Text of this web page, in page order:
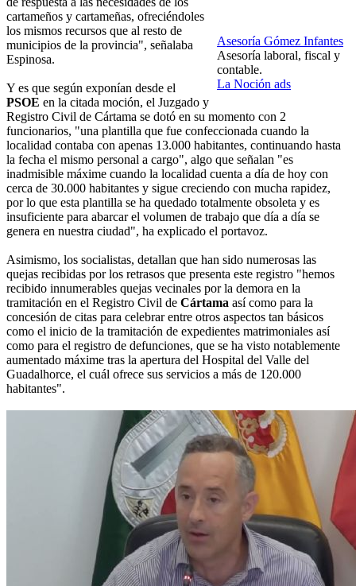
Asesoría Gómez Infantes
Asesoría laboral, fiscal y
contable.
La Noción ads
cartameños y cartameñas, ofreciéndoles
los mismos recursos que al resto de
municipios de la provincia", señalaba
Espinosa.
Y es que según exponían desde el
PSOE en la citada moción, el Juzgado y
Registro Civil de Cártama se dotó en su momento con 2
funcionarios, "una plantilla que fue confeccionada cuando la
localidad contaba con apenas 13.000 habitantes, continuando hasta
la fecha el mismo personal a cargo", algo que señalan "es
inadmisible máxime cuando la localidad cuenta a día de hoy con
cerca de 30.000 habitantes y sigue creciendo con mucha rapidez,
por lo que esta plantilla se ha quedado totalmente obsoleta y es
insuficiente para abarcar el volumen de trabajo que día a día se
genera en nuestra ciudad", ha explicado el portavoz.
Asimismo, los socialistas, detallan que han sido numerosas las
quejas recibidas por los retrasos que presenta este registro "hemos
recibido innumerables quejas vecinales por la demora en la
tramitación en el Registro Civil de Cártama así como para la
concesión de citas para celebrar entre otros aspectos tan básicos
como el inicio de la tramitación de expedientes matrimoniales así
como para el registro de defunciones, que se ha visto notablemente
aumentado máxime tras la apertura del Hospital del Valle del
Guadalhorce, el cuál ofrece sus servicios a más de 120.000
habitantes".